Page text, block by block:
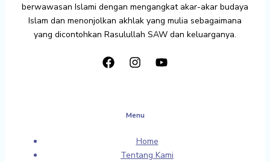
berwawasan Islami dengan mengangkat akar-akar budaya
Islam dan menonjolkan akhlak yang mulia sebagaimana
yang dicontohkan Rasulullah SAW dan keluarganya.
Menu
Home
Tentang Kami